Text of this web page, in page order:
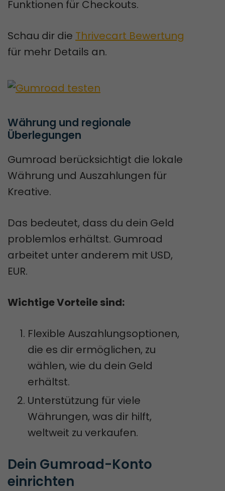
Funktionen für Checkouts.
Schau dir die Thrivecart Bewertung
für mehr Details an.
Währung und regionale
Überlegungen
Gumroad berücksichtigt die lokale
Währung und Auszahlungen für
Kreative.
Das bedeutet, dass du dein Geld
problemlos erhältst. Gumroad
arbeitet unter anderem mit USD,
EUR.
Wichtige Vorteile sind:
Flexible Auszahlungsoptionen,
die es dir ermöglichen, zu
wählen, wie du dein Geld
erhältst.
Unterstützung für viele
Währungen, was dir hilft,
weltweit zu verkaufen.
Dein Gumroad-Konto
einrichten